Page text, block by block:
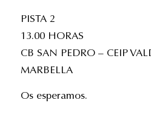
PISTA 2
13.00 HORAS
CB SAN PEDRO – CEIP
MARBELLA
Os esperamos.